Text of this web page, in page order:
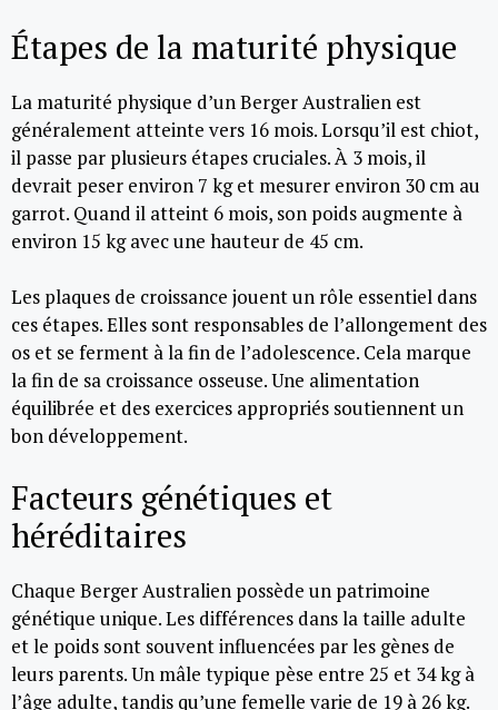
Étapes de la maturité physique
La maturité physique d’un Berger Australien est
généralement atteinte vers 16 mois. Lorsqu’il est chiot,
il passe par plusieurs étapes cruciales. À 3 mois, il
devrait peser environ 7 kg et mesurer environ 30 cm au
garrot. Quand il atteint 6 mois, son poids augmente à
environ 15 kg avec une hauteur de 45 cm.
Les plaques de croissance jouent un rôle essentiel dans
ces étapes. Elles sont responsables de l’allongement des
os et se ferment à la fin de l’adolescence. Cela marque
la fin de sa croissance osseuse. Une alimentation
équilibrée et des exercices appropriés soutiennent un
bon développement.
Facteurs génétiques et
héréditaires
Chaque Berger Australien possède un patrimoine
génétique unique. Les différences dans la taille adulte
et le poids sont souvent influencées par les gènes de
leurs parents. Un mâle typique pèse entre 25 et 34 kg à
l’âge adulte, tandis qu’une femelle varie de 19 à 26 kg.